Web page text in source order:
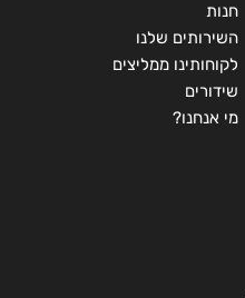
חנות
השירותים שלנו
לקוחותינו ממליצים
שידורים
מי אנחנו?